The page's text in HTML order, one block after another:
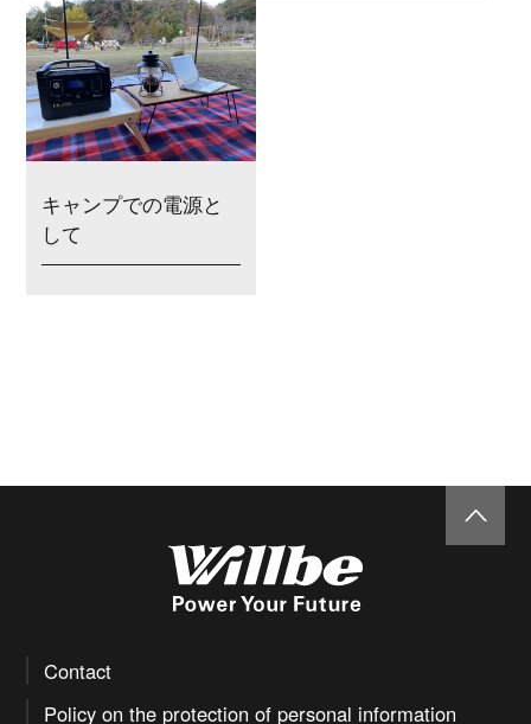
キャンプでの電源と
して
Contact
Policy on the protection of personal information